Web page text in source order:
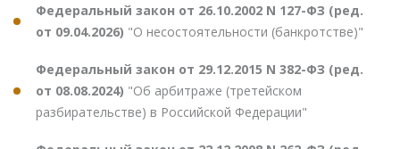
Федеральный закон от 26.10.2002 N 127-ФЗ (ред.
от 09.04.2026) "О несостоятельности (банкротстве)"
Федеральный закон от 29.12.2015 N 382-ФЗ (ред.
от 08.08.2024) "Об арбитраже (третейском
разбирательстве) в Российской Федерации"